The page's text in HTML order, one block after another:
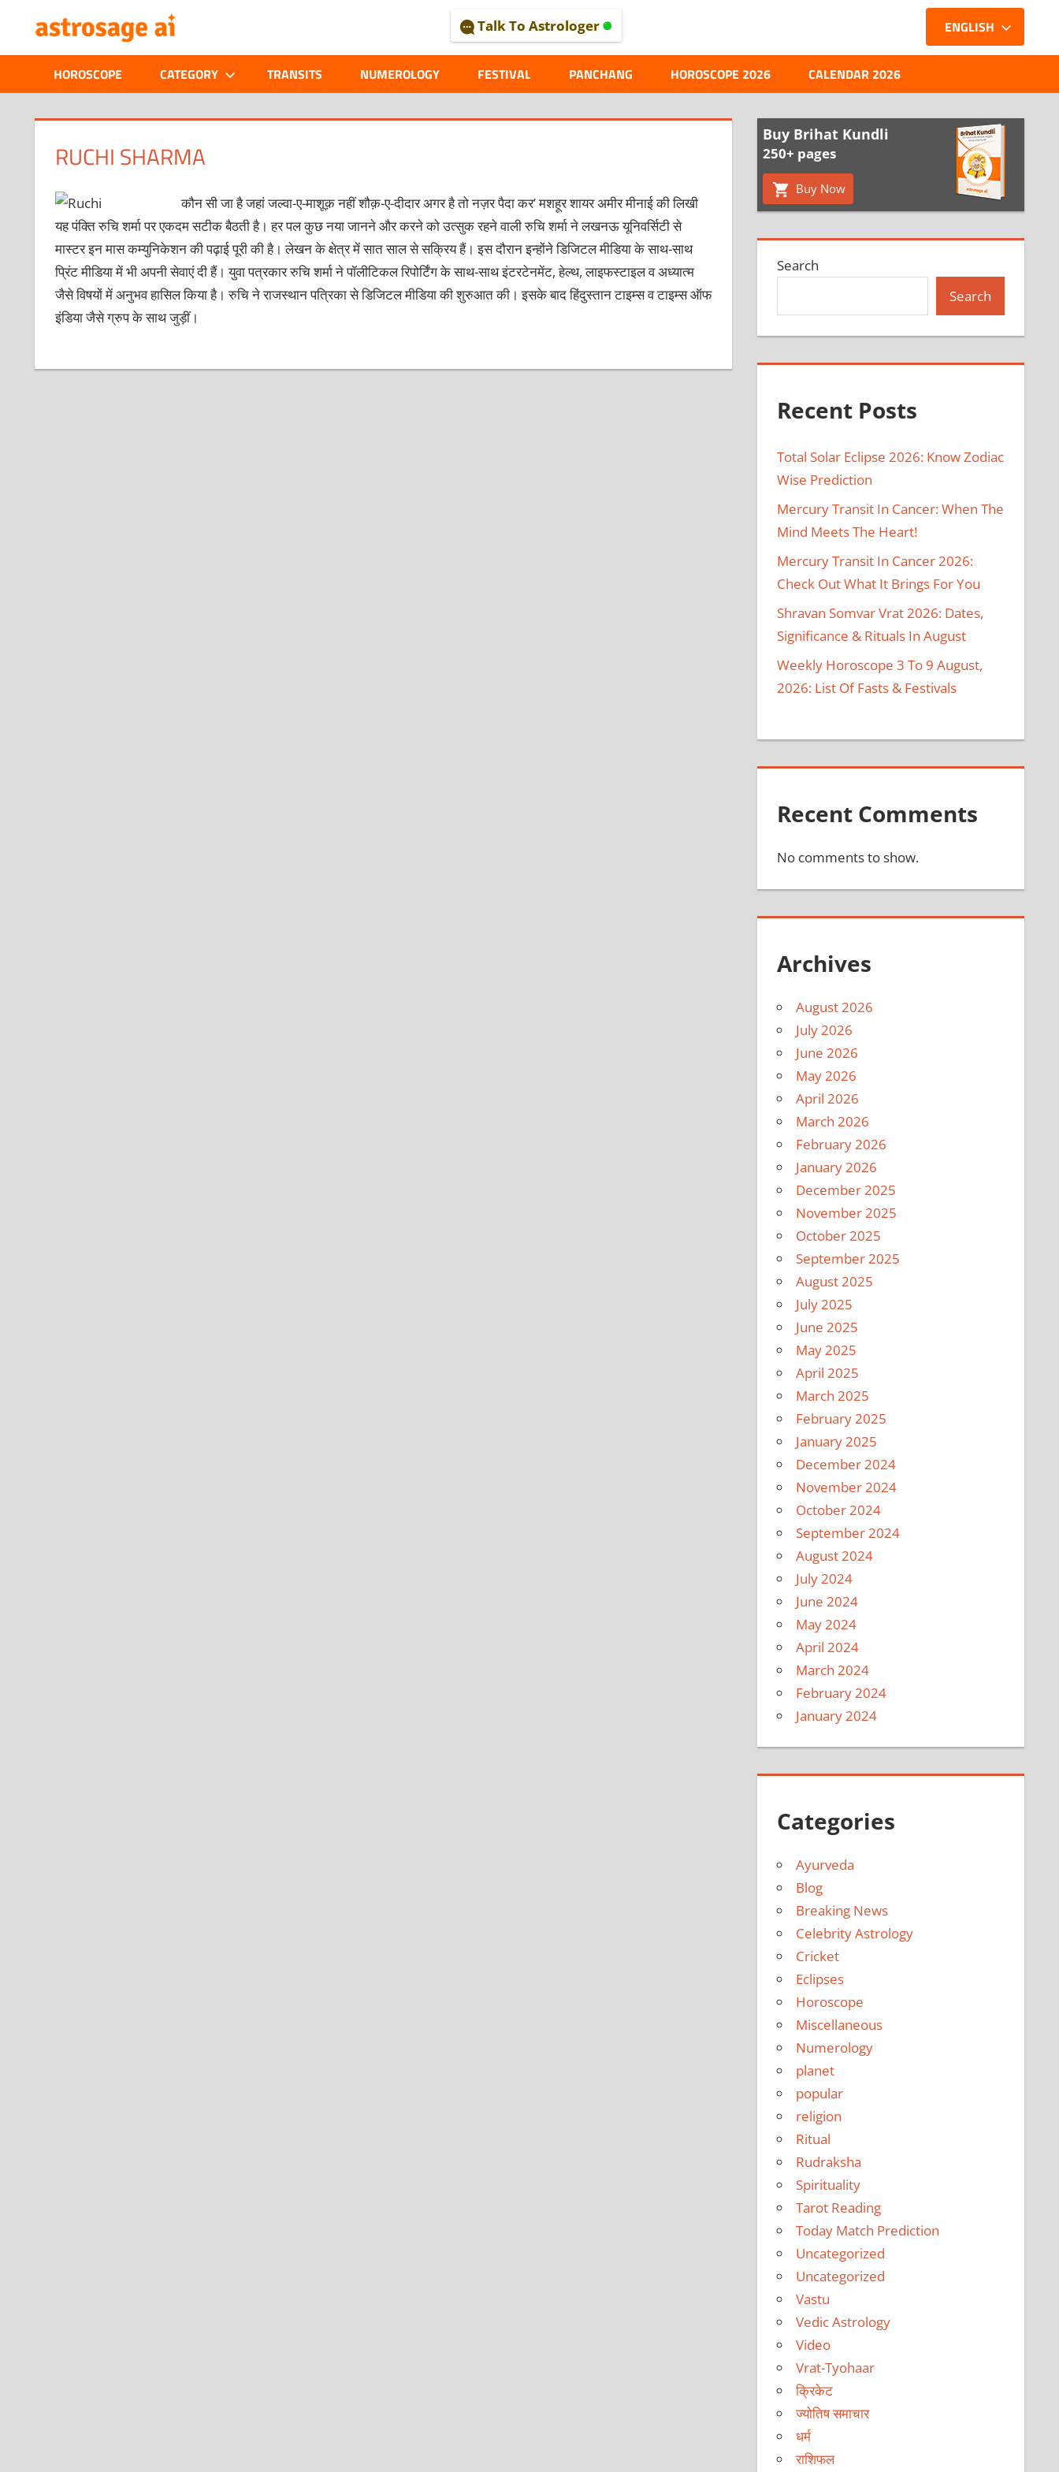
content
ASTROLOGICAL
JOURNAL
–
ASTROSAGE
MAGAZINE
Talk To Astrologer
HOROSCOPE CATEGORY TRANSITS NUMEROLOGY FESTIVAL PANCHANG
ENGLISH
HOROSCOPE 2026 CALENDAR 2026
RUCHI SHARMA
कौन सी जा है जहां जल्वा-ए-माशूक़ नहीं शौक़-ए-दीदार अगर है तो नज़र पैदा कर’ मशहूर शायर अमीर मीनाई की लिखी
यह पंक्ति रुचि शर्मा पर एकदम सटीक बैठती है। हर पल कुछ नया जानने और करने को उत्सुक रहने वाली रुचि शर्मा ने लखनऊ यूनिवर्सिटी से
मास्टर इन मास कम्युनिकेशन की पढ़ाई पूरी की है। लेखन के क्षेत्र में सात साल से सक्रिय हैं। इस दौरान इन्होंने डिजिटल मीडिया के साथ-साथ
प्रिंट मीडिया में भी अपनी सेवाएं दी हैं। युवा पत्रकार रुचि शर्मा ने पॉलीटिकल रिपोर्टिंग के साथ-साथ इंटरटेनमेंट, हेल्थ, लाइफस्टाइल व अध्यात्म
जैसे विषयों में अनुभव हासिल किया है। रुचि ने राजस्थान पत्रिका से डिजिटल मीडिया की शुरुआत की। इसके बाद हिंदुस्तान टाइम्स व टाइम्स ऑफ
इंडिया जैसे ग्रुप के साथ जुड़ीं।
Buy Brihat Kundli
250+ pages
Buy Now
Search
Search
Recent Posts
Total Solar Eclipse 2026: Know Zodiac
Wise Prediction
Mercury Transit In Cancer: When The
Mind Meets The Heart!
Mercury Transit In Cancer 2026:
Check Out What It Brings For You
Shravan Somvar Vrat 2026: Dates,
Significance & Rituals In August
Weekly Horoscope 3 To 9 August,
2026: List Of Fasts & Festivals
Recent Comments
No comments to show.
Archives
August 2026
July 2026
June 2026
May 2026
April 2026
March 2026
February 2026
January 2026
December 2025
November 2025
October 2025
September 2025
August 2025
July 2025
June 2025
May 2025
April 2025
March 2025
February 2025
January 2025
December 2024
November 2024
October 2024
September 2024
August 2024
July 2024
June 2024
May 2024
April 2024
March 2024
February 2024
January 2024
Categories
Ayurveda
Blog
Breaking News
Celebrity Astrology
Cricket
Eclipses
Horoscope
Miscellaneous
Numerology
planet
popular
religion
Ritual
Rudraksha
Spirituality
Tarot Reading
Today Match Prediction
Uncategorized
Uncategorized
Vastu
Vedic Astrology
Video
Vrat-Tyohaar
क्रिकेट
ज्योतिष समाचार
धर्म
राशिफल